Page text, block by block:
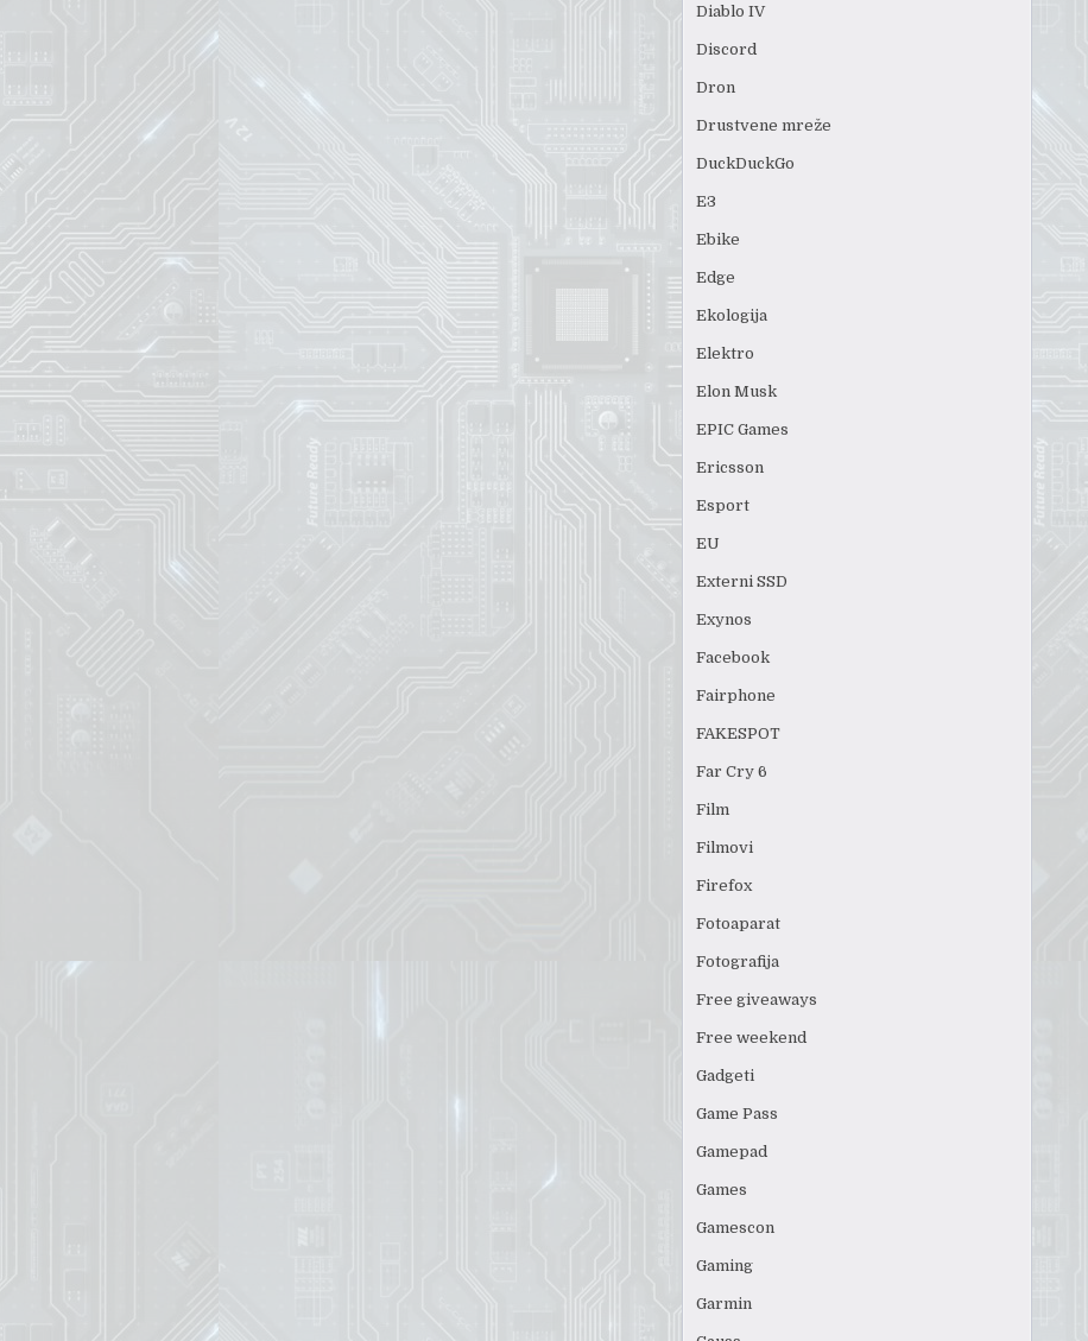
Diablo IV
Discord
Dron
Drustvene mreže
DuckDuckGo
E3
Ebike
Edge
Ekologija
Elektro
Elon Musk
EPIC Games
Ericsson
Esport
EU
Externi SSD
Exynos
Facebook
Fairphone
FAKESPOT
Far Cry 6
Film
Filmovi
Firefox
Fotoaparat
Fotografija
Free giveaways
Free weekend
Gadgeti
Game Pass
Gamepad
Games
Gamescon
Gaming
Garmin